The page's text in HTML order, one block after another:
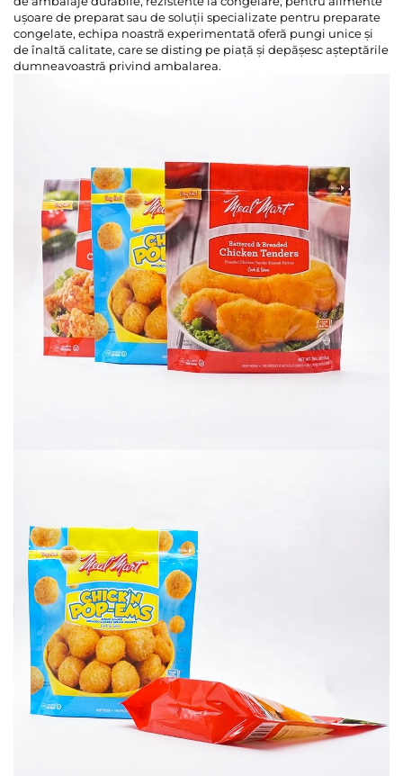
ușoare de preparat sau de soluții specializate pentru preparate
congelate, echipa noastră experimentată oferă pungi unice și
de înaltă calitate, care se disting pe piață și depășesc așteptările
dumneavoastră privind ambalarea.